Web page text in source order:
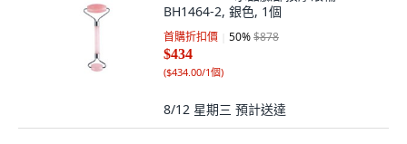
BH1464-2, 銀色, 1個
首購折扣價 50%$878
$434
($434.00/1個)
8/12 星期三 預計送達